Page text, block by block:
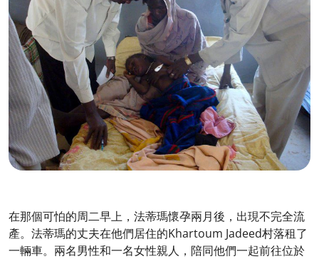
在那個可怕的周二早上，法蒂瑪懷孕兩月後，出現不完全流
產。法蒂瑪的丈夫在他們居住的Khartoum Jadeed村落租了
一輛車。兩名男性和一名女性親人，陪同他們一起前往位於